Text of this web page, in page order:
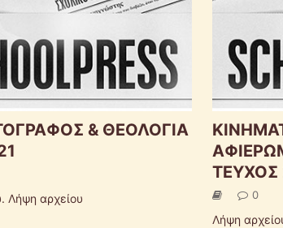
& ΘΕΟΛΟΓΙΑ
Λήψη αρχείου
ΤΕΥΧΟΣ
0
Λήψη